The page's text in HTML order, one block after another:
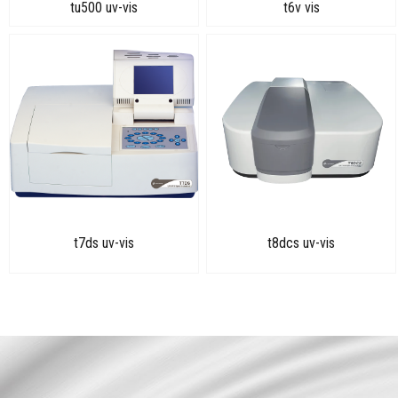
tu500 uv-vis t6v vis
t7ds uv-vis t8dcs uv-vis